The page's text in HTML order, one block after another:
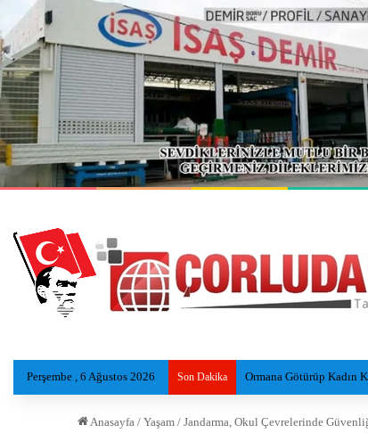
Perşembe , 6 Ağustos 2026 Son Dakika Ormana Götürüp Kadın
Anasayfa / Yaşam / Jandarma, Okul Çevrelerinde